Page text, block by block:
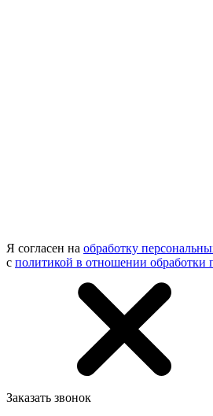
Я согласен на обработку
с политикой в отношении обработки
Заказать звонок